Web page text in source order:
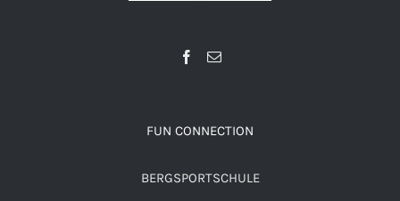
FUN CONNECTION
BERGSPORTSCHULE